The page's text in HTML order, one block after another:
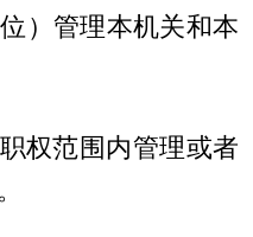
）管理本机关和本
权范围内管理或者